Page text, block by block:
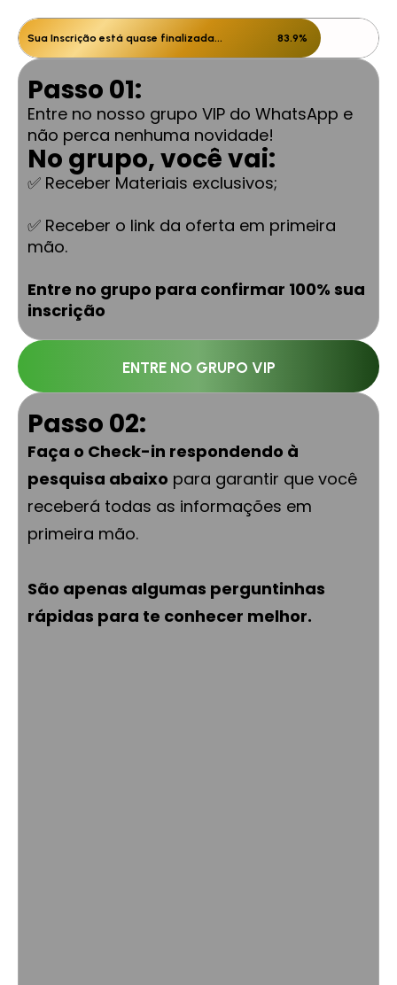
Sua Inscrição está quase finalizada... 83.9%
Passo 01:
Entre no nosso grupo VIP do WhatsApp e
não perca nenhuma novidade!
No grupo, você vai:
✅ Receber Materiais exclusivos;
✅ Receber o link da oferta em primeira
mão.
Entre no grupo para confirmar 100% sua
inscrição
ENTRE NO GRUPO VIP
Passo 02:
Faça o Check-in respondendo à
pesquisa abaixo para garantir que você
receberá todas as informações em
primeira mão.
São apenas algumas perguntinhas
rápidas para te conhecer melhor.